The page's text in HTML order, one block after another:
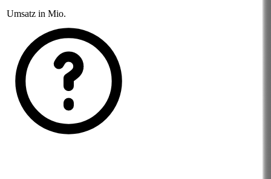
Umsatz in Mio.